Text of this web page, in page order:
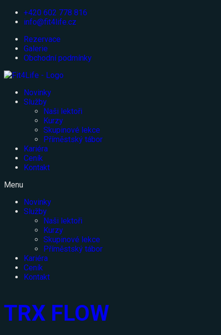
Přejít
+420 602 778 816
info@fit4life.cz
Rezervace
Galerie
Obchodní podmínky
Novinky
Služby
Naši lektoři
Kurzy
Skupinové lekce
Příměstský tábor
Kariéra
Ceník
Kontakt
Menu
Novinky
Služby
Naši lektoři
Kurzy
Skupinové lekce
Příměstský tábor
Kariéra
Ceník
Kontakt
TRX FLOW